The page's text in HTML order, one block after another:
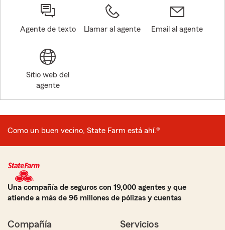
Agente de texto Llamar al agente Email al agente
Sitio web del
agente
Como un buen vecino, State Farm está ahí.®
Una compañía de seguros con 19,000 agentes y que
atiende a más de 96 millones de pólizas y cuentas
Compañía Servicios